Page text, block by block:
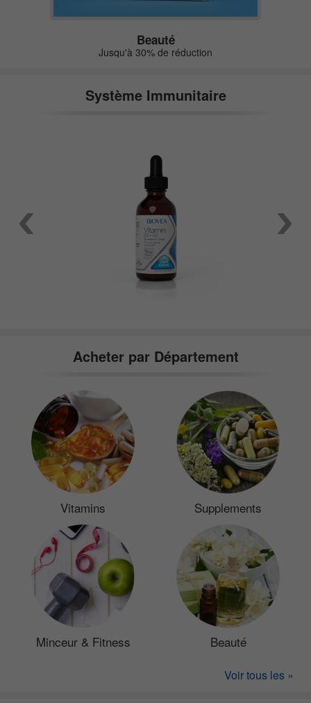
Beauté
Jusqu'à 30% de réduction
Système Immunitaire
Acheter par Département
Vitamins Supplements
Minceur & Fitness Beauté
Voir tous les »